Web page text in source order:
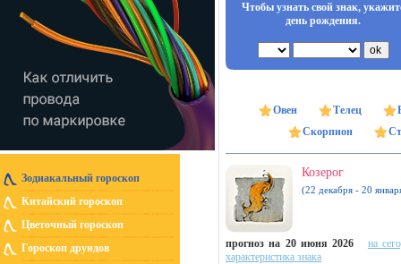
Зодиакальный гороскоп
Китайский гороскоп
Цветочный гороскоп
Гороскоп друидов
Чтобы узнать свой знак,
день рождения.
Овен Телец
Скорпион
Козерог
(22 декабря - 20
прогноз на 20 июня 2026
на
характеристика знака